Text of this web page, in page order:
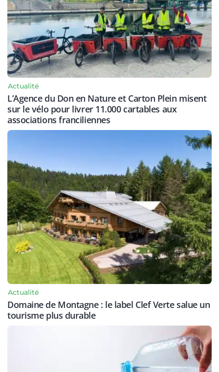
Actualité
L’Agence du Don en Nature et Carton Plein misent
sur le vélo pour livrer 11.000 cartables aux
associations franciliennes
Actualité
Domaine de Montagne : le label Clef Verte salue un
tourisme plus durable